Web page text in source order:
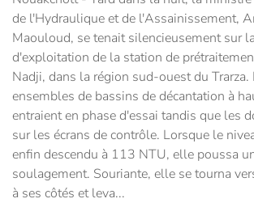
de l'Hydraulique et de l'Assainissement,
Maouloud, se tenait silencieusement sur
d'exploitation de la station de
Nadji, dans la région sud-ouest du
ensembles de bassins de décantation à
entraient en phase d'essai tandis que les
sur les écrans de contrôle. Lorsque le
enfin descendu à 113 NTU, elle poussa
soulagement. Souriante, elle se tourna
à ses côtés et leva...